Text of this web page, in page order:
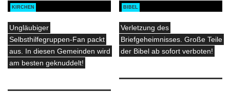
KIRCHEN
Ungläubiger
Selbsthilfegruppen-Fan packt
aus. In diesen Gemeinden wird
am besten geknuddelt!
BIBEL
Verletzung des
Briefgeheimnisses. Große Teile
der Bibel ab sofort verboten!